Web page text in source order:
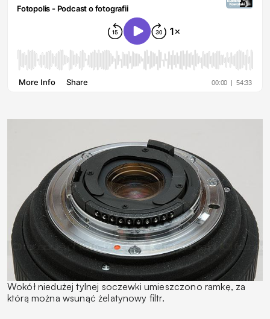
Wokół niedużej tylnej soczewki umieszczono ramkę, za
którą można wsunąć żelatynowy filtr.